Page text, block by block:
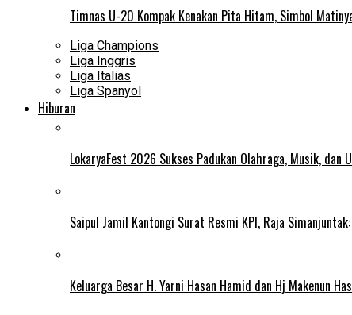
Timnas U-20 Kompak Kenakan Pita Hitam, Simbol
Liga Champions
Liga Inggris
Liga Italias
Liga Spanyol
Hiburan
LokaryaFest 2026 Sukses Padukan Olahraga, Musik, dan
Saipul Jamil Kantongi Surat Resmi KPI, Raja
Keluarga Besar H. Yarni Hasan Hamid dan Hj Makenun